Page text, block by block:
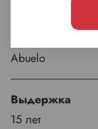
Abuelo
Выдержка
15 лет